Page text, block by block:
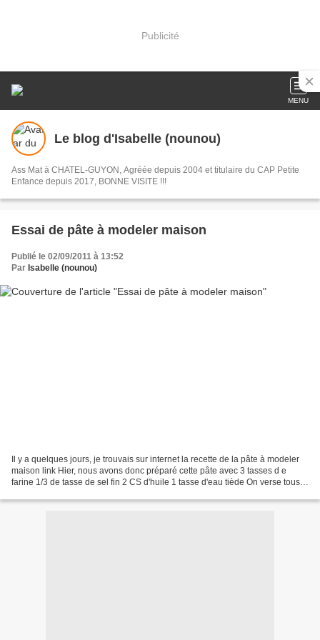
Publicité
MENU
Le blog d'Isabelle (nounou)
Ass Mat à CHATEL-GUYON, Agréée depuis 2004 et titulaire du CAP Petite
Enfance depuis 2017, BONNE VISITE !!!
Essai de pâte à modeler maison
Publié le 02/09/2011 à 13:52
Par Isabelle (nounou)
Il y a quelques jours, je trouvais sur internet la recette de la pâte à modeler
maison link Hier, nous avons donc préparé cette pâte avec 3 tasses d e
farine 1/3 de tasse de sel fin 2 CS d'huile 1 tasse d'eau tiède On verse tous